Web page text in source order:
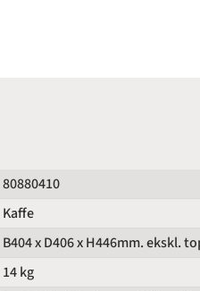
80880410
Kaffe
B404 x D406 x H446mm. ekskl.
14 kg